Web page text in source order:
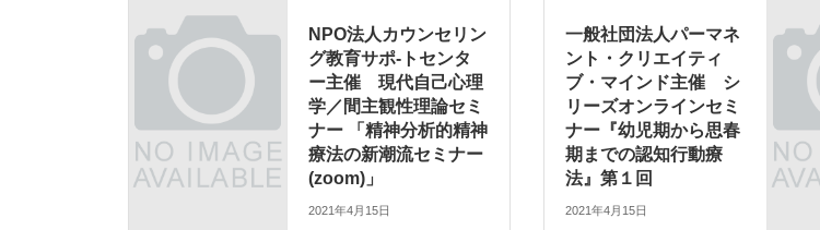
NPO法人カウンセリン
グ教育サポ-トセンタ
ー主催 現代自己心理
学／間主観性理論セミ
ナー 「精神分析的精神
療法の新潮流セミナー
(zoom)」
2021年4月15日
一般社団法人パーマネ
ント・クリエイティ
ブ・マインド主催 シ
リーズオンラインセミ
ナー『幼児期から思春
期までの認知行動療
法』第１回
2021年4月15日